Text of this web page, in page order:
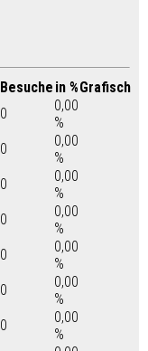
Besuche in %Grafisch
0
0,00
%
0
0,00
%
0
0,00
%
0
0,00
%
0
0,00
%
0
0,00
%
0
0,00
%